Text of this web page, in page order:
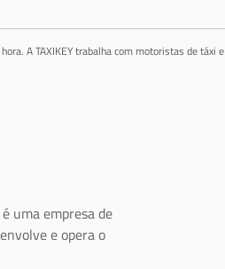
A TAXIKEY trabalha com motoristas de táxi e
uma empresa de
e opera o